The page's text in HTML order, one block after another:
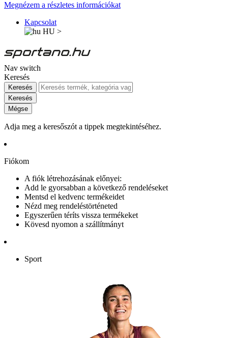
Megnézem a részletes információkat
Kapcsolat
HU >
Nav switch
Keresés
Keresés
Keresés
Mégse
Adja meg a keresőszót a tippek megtekintéséhez.
Fiókom
A fiók létrehozásának előnyei:
Add le gyorsabban a következő rendeléseket
Mentsd el kedvenc termékeidet
Nézd meg rendeléstörténeted
Egyszerűen téríts vissza termékeket
Kövesd nyomon a szállítmányt
Sport